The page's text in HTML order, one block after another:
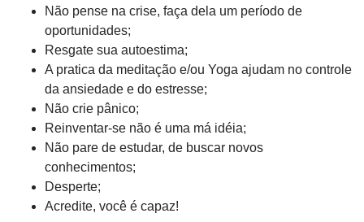
Não pense na crise, faça dela um período de
oportunidades;
Resgate sua autoestima;
A pratica da meditação e/ou Yoga ajudam no controle
da ansiedade e do estresse;
Não crie pânico;
Reinventar-se não é uma má idéia;
Não pare de estudar, de buscar novos
conhecimentos;
Desperte;
Acredite, você é capaz!